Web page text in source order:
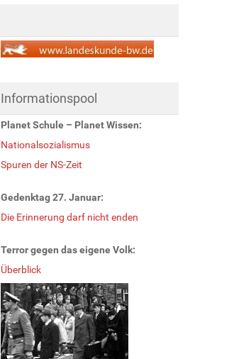
Informationspool
Planet Schule – Planet Wissen:
Nationalsozialismus
Spuren der NS-Zeit
Gedenktag 27. Januar:
Die Erinnerung darf nicht enden
Terror gegen das eigene Volk:
Überblick